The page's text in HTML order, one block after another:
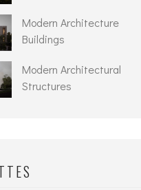
Modern Architecture
Buildings
Modern Architectural
Structures